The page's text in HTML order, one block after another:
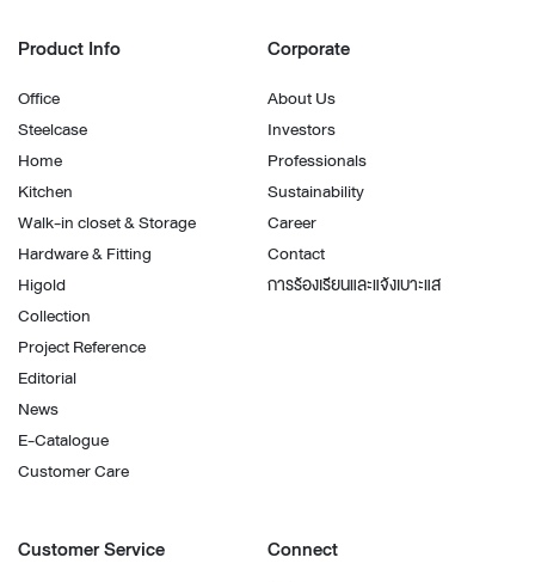
Product Info
Office
Steelcase
Home
Kitchen
Walk-in closet & Storage
Hardware & Fitting
Higold
Collection
Project Reference
Editorial
News
E-Catalogue
Customer Care
Corporate
About Us
Investors
Professionals
Sustainability
Career
Contact
การร้องเรียนและแจ้งเบาะแส
Customer Service Connect